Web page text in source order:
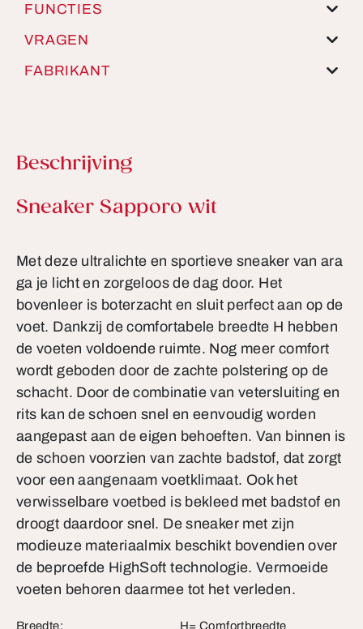
FUNCTIES
VRAGEN
FABRIKANT
Beschrijving
Productinformatie
Sneaker Sapporo wit
Met deze ultralichte en sportieve sneaker van ara
ga je licht en zorgeloos de dag door. Het
bovenleer is boterzacht en sluit perfect aan op de
voet. Dankzij de comfortabele breedte H hebben
de voeten voldoende ruimte. Nog meer comfort
wordt geboden door de zachte polstering op de
schacht. Door de combinatie van vetersluiting en
rits kan de schoen snel en eenvoudig worden
aangepast aan de eigen behoeften. Van binnen is
de schoen voorzien van zachte badstof, dat zorgt
voor een aangenaam voetklimaat. Ook het
verwisselbare voetbed is bekleed met badstof en
droogt daardoor snel. De sneaker met zijn
modieuze materiaalmix beschikt bovendien over
de beproefde HighSoft technologie. Vermoeide
voeten behoren daarmee tot het verleden.
Breedte:
H= Comfortbreedte